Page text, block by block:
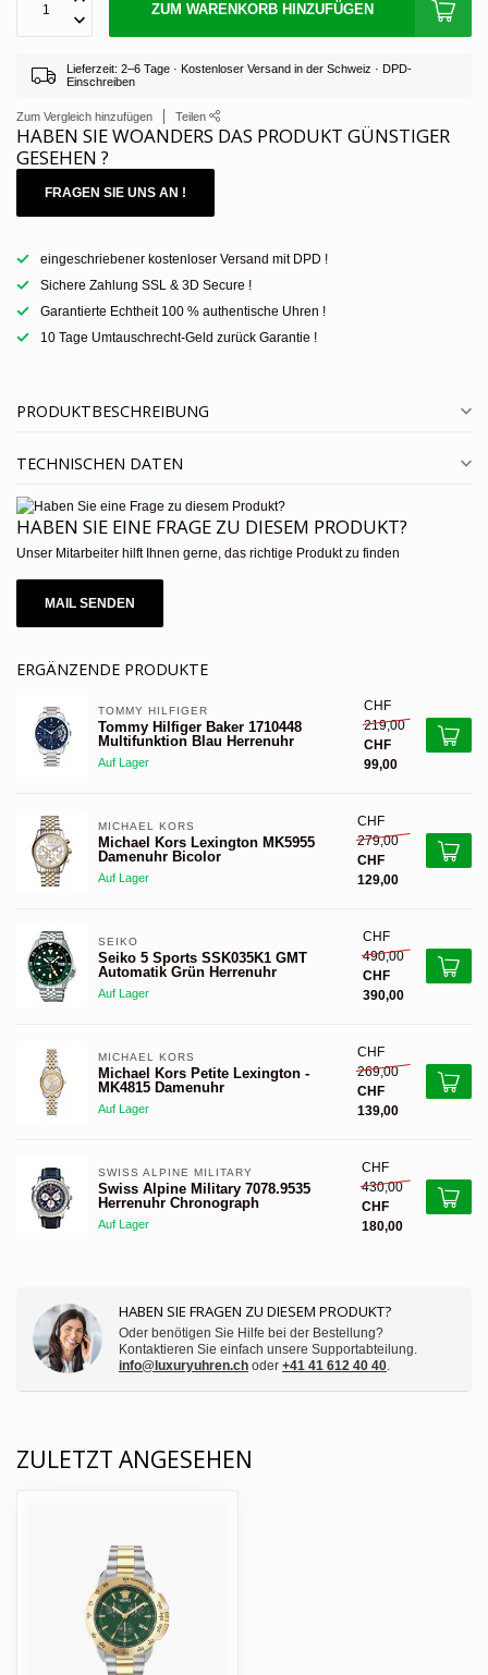
ZUM WARENKORB HINZUFÜGEN
Lieferzeit: 2–6 Tage · Kostenloser Versand in der Schweiz · DPD-
Einschreiben
Zum Vergleich hinzufügen Teilen
HABEN SIE WOANDERS DAS PRODUKT GÜNSTIGER
GESEHEN ?
FRAGEN SIE UNS AN !
eingeschriebener kostenloser Versand mit DPD !
Sichere Zahlung SSL & 3D Secure !
Garantierte Echtheit 100 % authentische Uhren !
10 Tage Umtauschrecht-Geld zurück Garantie !
PRODUKTBESCHREIBUNG
TECHNISCHEN DATEN
HABEN SIE EINE FRAGE ZU DIESEM PRODUKT?
Unser Mitarbeiter hilft Ihnen gerne, das richtige Produkt zu finden
MAIL SENDEN
ERGÄNZENDE PRODUKTE
TOMMY HILFIGER
Tommy Hilfiger Baker 1710448
Multifunktion Blau Herrenuhr
Auf Lager
CHF
219,00
CHF
99,00
MICHAEL KORS
Michael Kors Lexington MK5955
Damenuhr Bicolor
Auf Lager
CHF
279,00
CHF
129,00
SEIKO
Seiko 5 Sports SSK035K1 GMT
Automatik Grün Herrenuhr
Auf Lager
CHF
490,00
CHF
390,00
MICHAEL KORS
Michael Kors Petite Lexington -
MK4815 Damenuhr
Auf Lager
CHF
269,00
CHF
139,00
SWISS ALPINE MILITARY
Swiss Alpine Military 7078.9535
Herrenuhr Chronograph
Auf Lager
CHF
430,00
CHF
180,00
HABEN SIE FRAGEN ZU DIESEM PRODUKT?
Oder benötigen Sie Hilfe bei der Bestellung?
Kontaktieren Sie einfach unsere Supportabteilung.
info@luxuryuhren.ch oder +41 41 612 40 40
ZULETZT ANGESEHEN